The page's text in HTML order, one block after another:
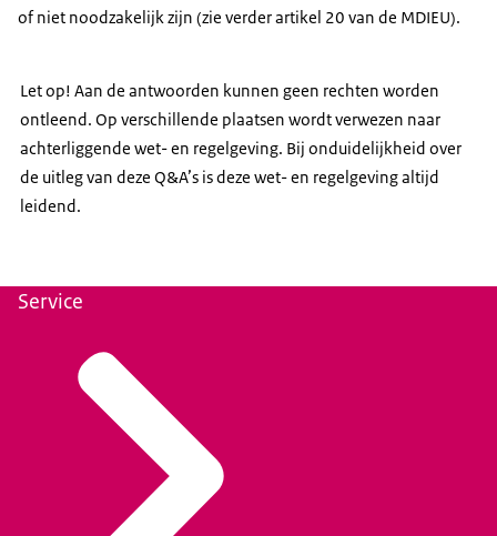
of niet noodzakelijk zijn (zie verder artikel 20 van de MDIEU).
Let op! Aan de antwoorden kunnen geen rechten worden
ontleend. Op verschillende plaatsen wordt verwezen naar
achterliggende wet- en regelgeving. Bij onduidelijkheid over
de uitleg van deze Q&A’s is deze wet- en regelgeving altijd
leidend.
Service